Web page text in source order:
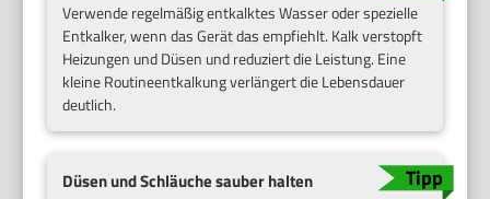
Verwende regelmäßig entkalktes Wasser oder spezielle
Entkalker, wenn das Gerät das empfiehlt. Kalk verstopft
Heizungen und Düsen und reduziert die Leistung. Eine
kleine Routineentkalkung verlängert die Lebensdauer
deutlich.
Düsen und Schläuche sauber halten